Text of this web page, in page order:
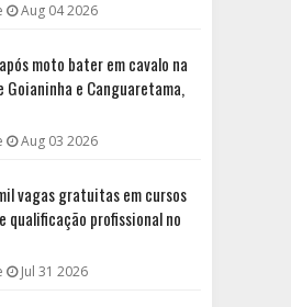
Aug 04 2026
moto bater em cavalo na
Goianinha e Canguaretama,
Aug 03 2026
vagas gratuitas em cursos
qualificação profissional no
Jul 31 2026